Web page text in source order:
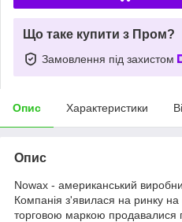
Що таке купити з Пром?
Замовлення під захистом
Опис Характеристики
Опис
Nowax - американський
Компанія з'явилася на ринку на
торговою маркою продавалися